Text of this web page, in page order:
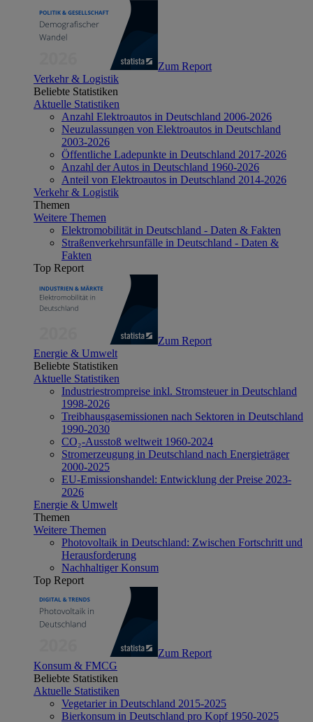
Zum Report
Verkehr & Logistik
Beliebte Statistiken
Aktuelle Statistiken
Anzahl Elektroautos in Deutschland 2006-2026
Neuzulassungen von Elektroautos in Deutschland
2003-2026
Öffentliche Ladepunkte in Deutschland 2017-2026
Anzahl der Autos in Deutschland 1960-2026
Anteil von Elektroautos in Deutschland 2014-2026
Verkehr & Logistik
Themen
Weitere Themen
Elektromobilität in Deutschland - Daten & Fakten
Straßenverkehrsunfälle in Deutschland - Daten &
Fakten
Top Report
Zum Report
Energie & Umwelt
Beliebte Statistiken
Aktuelle Statistiken
Industriestrompreise inkl. Stromsteuer in Deutschland
1998-2026
Treibhausgasemissionen nach Sektoren in Deutschland
1990-2030
CO₂-Ausstoß weltweit 1960-2024
Stromerzeugung in Deutschland nach Energieträger
2000-2025
EU-Emissionshandel: Entwicklung der Preise 2023-
2026
Energie & Umwelt
Themen
Weitere Themen
Photovoltaik in Deutschland: Zwischen Fortschritt und
Herausforderung
Nachhaltiger Konsum
Top Report
Zum Report
Konsum & FMCG
Beliebte Statistiken
Aktuelle Statistiken
Vegetarier in Deutschland 2015-2025
Bierkonsum in Deutschland pro Kopf 1950-2025